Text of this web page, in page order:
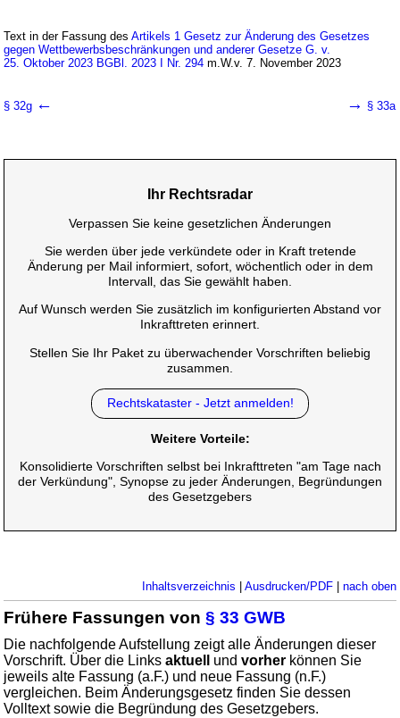
Text in der Fassung desArtikels 1 Gesetz zur Änderung des Gesetzes
gegen Wettbewerbsbeschränkungen und anderer Gesetze G. v.
25. Oktober 2023 BGBl. 2023 I Nr. 294 m.W.v. 7. November 2023
§ 32g ← → § 33a
Ihr Rechtsradar
Verpassen Sie keine gesetzlichen Änderungen
Sie werden über jede verkündete oder in Kraft tretende
Änderung per Mail informiert, sofort, wöchentlich oder in dem
Intervall, das Sie gewählt haben.
Auf Wunsch werden Sie zusätzlich im konfigurierten Abstand vor
Inkrafttreten erinnert.
Stellen Sie Ihr Paket zu überwachender Vorschriften beliebig
zusammen.
Rechtskataster - Jetzt anmelden!
Weitere Vorteile:
Konsolidierte Vorschriften selbst bei Inkrafttreten "am Tage nach
der Verkündung", Synopse zu jeder Änderungen, Begründungen
des Gesetzgebers
Inhaltsverzeichnis Ausdrucken/PDF| nach oben
Frühere Fassungen von§ 33 GWB
Die nachfolgende Aufstellung zeigt alle Änderungen dieser
Vorschrift. Über die Linksaktuell undvorher können Sie
jeweils alte Fassung (a.F.) und neue Fassung (n.F.)
vergleichen. Beim Änderungsgesetz finden Sie dessen
Volltext sowie die Begründung des Gesetzgebers.